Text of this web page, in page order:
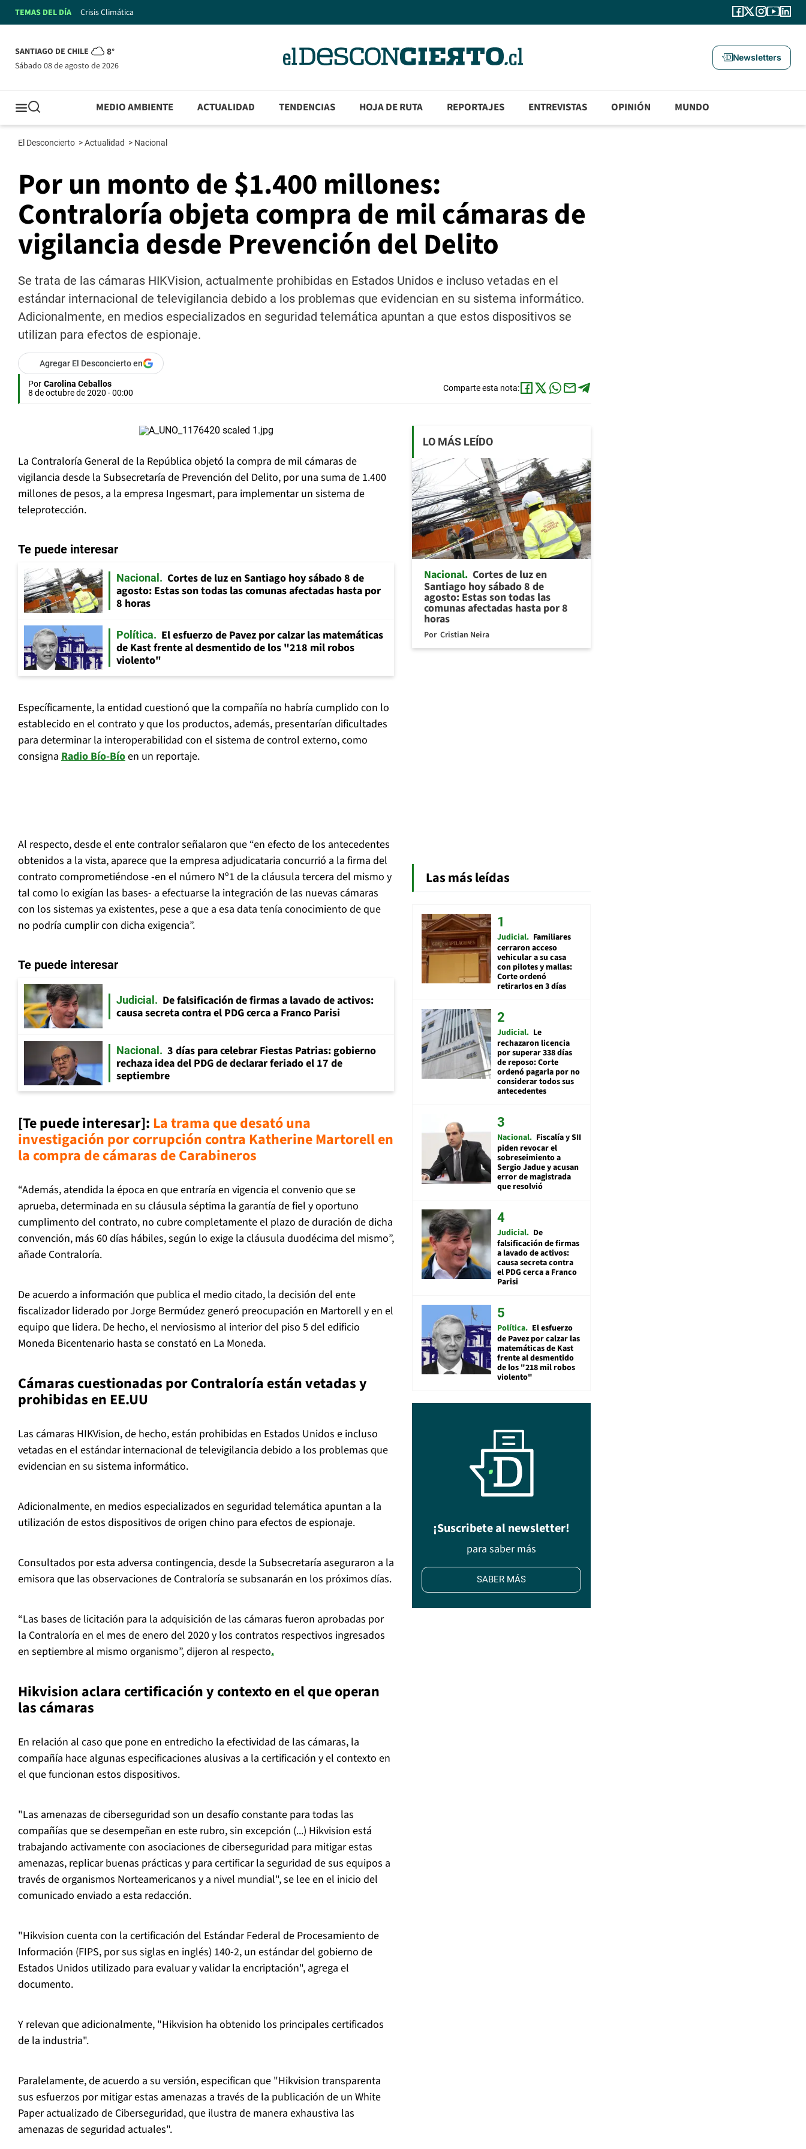
TEMAS DEL DÍA Crisis Climática
SANTIAGO DE CHILE 8°
sábado 08 de agosto de 2026
Newsletters
MEDIO AMBIENTE ACTUALIDAD TENDENCIAS HOJA DE RUTA REPORTAJES ENTREVISTAS OPINIÓN MUNDO
El Desconcierto >Actualidad > Nacional
Por un monto de $1.400 millones:
Contraloría objeta compra de mil cámaras de
vigilancia desde Prevención del Delito
Se trata de las cámaras HIKVision, actualmente prohibidas en Estados Unidos e incluso vetadas en el
estándar internacional de televigilancia debido a los problemas que evidencian en su sistema informático.
Adicionalmente, en medios especializados en seguridad telemática apuntan a que estos dispositivos se
utilizan para efectos de espionaje.
Agregar El Desconcierto en
Por Carolina Ceballos
8 de octubre de 2020 - 00:00
Comparte esta nota:
La Contraloría General de la República objetó la compra de mil cámaras de
vigilancia desde la Subsecretaría de Prevención del Delito, por una suma de 1.400
millones de pesos, a la empresa Ingesmart, para implementar un sistema de
teleprotección.
Te puede interesar
Nacional
Cortes de luz en Santiago hoy sábado 8 de
agosto: Estas son todas las comunas afectadas hasta por
8 horas
Política
El esfuerzo de Pavez por calzar las matemáticas
de Kast frente al desmentido de los "218 mil robos
violento"
Específicamente, la entidad cuestionó que la compañía no habría cumplido con lo
establecido en el contrato y que los productos, además, presentarían dificultades
para determinar la interoperabilidad con el sistema de control externo, como
consigna Radio Bío-Bíoen un reportaje.
Al respecto, desde el ente contralor señalaron que “en efecto de los antecedentes
obtenidos a la vista, aparece que la empresa adjudicataria concurrió a la firma del
contrato comprometiéndose -en el número Nº1 de la cláusula tercera del mismo y
tal como lo exigían las bases- a efectuarse la integración de las nuevas cámaras
con los sistemas ya existentes, pese a que a esa data tenía conocimiento de que
no podría cumplir con dicha exigencia”.
Te puede interesar
Judicial
De falsificación de firmas a lavado de activos:
causa secreta contra el PDG cerca a Franco Parisi
Nacional
3 días para celebrar Fiestas Patrias: gobierno
rechaza idea del PDG de declarar feriado el 17 de
septiembre
[Te puede interesar]: La trama que desató una
investigación por corrupción contra Katherine Martorell en
la compra de cámaras de Carabineros
“Además, atendida la época en que entraría en vigencia el convenio que se
aprueba, determinada en su cláusula séptima la garantía de fiel y oportuno
cumplimento del contrato, no cubre completamente el plazo de duración de dicha
convención, más 60 días hábiles, según lo exige la cláusula duodécima del mismo”,
añade Contraloría.
De acuerdo a información que publica el medio citado, la decisión del ente
fiscalizador liderado por Jorge Bermúdez generó preocupación en Martorell y en el
equipo que lidera. De hecho, el nerviosismo al interior del piso 5 del edificio
Moneda Bicentenario hasta se constató en La Moneda.
Cámaras cuestionadas por Contraloría están vetadas y
prohibidas en EE.UU
Las cámaras HIKVision, de hecho, están prohibidas en Estados Unidos e incluso
vetadas en el estándar internacional de televigilancia debido a los problemas que
evidencian en su sistema informático.
Adicionalmente, en medios especializados en seguridad telemática apuntan a la
utilización de estos dispositivos de origen chino para efectos de espionaje.
Consultados por esta adversa contingencia, desde la Subsecretaría aseguraron a la
emisora que las observaciones de Contraloría se subsanarán en los próximos días.
“Las bases de licitación para la adquisición de las cámaras fueron aprobadas por
la Contraloría en el mes de enero del 2020 y los contratos respectivos ingresados
en septiembre al mismo organismo”, dijeron al respecto.
Hikvision aclara certificación y contexto en el que operan
las cámaras
En relación al caso que pone en entredicho la efectividad de las cámaras, la
compañía hace algunas especificaciones alusivas a la certificación y el contexto en
el que funcionan estos dispositivos.
"Las amenazas de ciberseguridad son un desafío constante para todas las
compañías que se desempeñan en este rubro, sin excepción (...) Hikvision está
trabajando activamente con asociaciones de ciberseguridad para mitigar estas
amenazas, replicar buenas prácticas y para certificar la seguridad de sus equipos a
través de organismos Norteamericanos y a nivel mundial", se lee en el inicio del
comunicado enviado a esta redacción.
"Hikvision cuenta con la certificación del Estándar Federal de Procesamiento de
Información (FIPS, por sus siglas en inglés) 140-2, un estándar del gobierno de
Estados Unidos utilizado para evaluar y validar la encriptación", agrega el
documento.
Y relevan que adicionalmente, "Hikvision ha obtenido los principales certificados
de la industria".
Paralelamente, de acuerdo a su versión, especifican que "Hikvision transparenta
sus esfuerzos por mitigar estas amenazas a través de la publicación de un White
Paper actualizado de Ciberseguridad, que ilustra de manera exhaustiva las
amenazas de seguridad actuales".
LO MÁS LEÍDO
Nacional Cortes de luz en
Santiago hoy sábado 8 de
agosto: Estas son todas las
comunas afectadas hasta por 8
horas
Por Cristian Neira
Las más leídas
Judicial Familiares
cerraron acceso
vehicular a su casa
con pilotes y mallas:
Corte ordenó
retirarlos en 3 días
Judicial Le
rechazaron licencia
por superar 338 días
de reposo: Corte
ordenó pagarla por no
considerar todos sus
antecedentes
Nacional Fiscalía y SII
piden revocar el
sobreseimiento a
Sergio Jadue y acusan
error de magistrada
que resolvió
Judicial De
falsificación de firmas
a lavado de activos:
causa secreta contra
el PDG cerca a Franco
Parisi
Política El esfuerzo
de Pavez por calzar las
matemáticas de Kast
frente al desmentido
de los "218 mil robos
violento"
¡Suscribete al newsletter!
para saber más
SABER MÁS